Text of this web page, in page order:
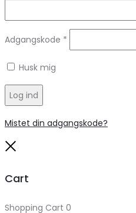
Adgangskode *
Husk mig
Log ind
Mistet din adgangskode?
Cart
Shopping Cart 0